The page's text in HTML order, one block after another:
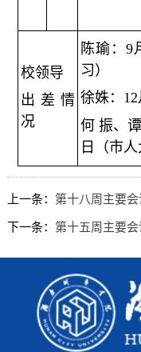
校领导
出差情
况
陈瑜： 9
习）
徐姝： 12
何 振、
日（市人
上一条： 第十八周主要
下一条： 第十五周主要